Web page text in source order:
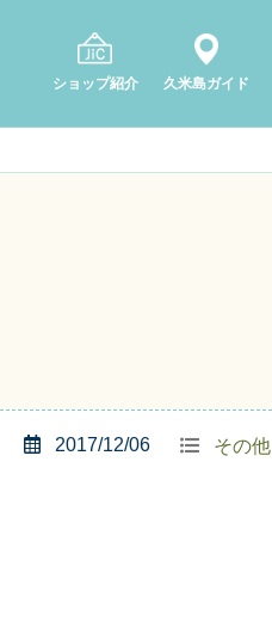
ショップ紹介 久米島ガイド
その他
2017/12/06